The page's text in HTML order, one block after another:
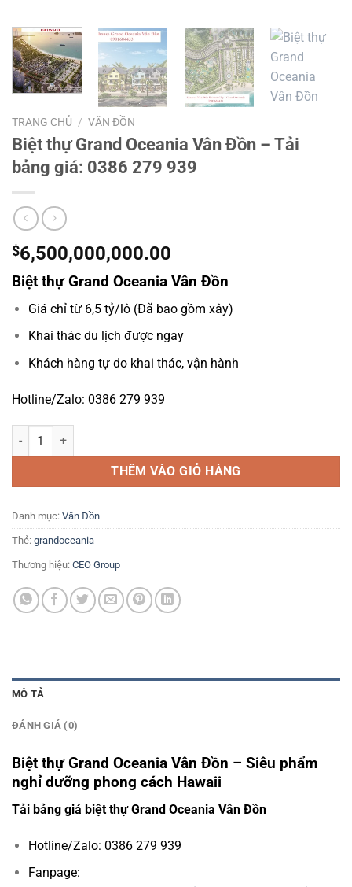
TRANG CHỦ / VÂN ĐỒN
Biệt thự Grand Oceania Vân Đồn – Tải
bảng giá: 0386 279 939
$6,500,000,000.00
Biệt thự Grand Oceania Vân Đồn
Giá chỉ từ 6,5 tỷ/lô (Đã bao gồm xây)
Khai thác du lịch được ngay
Khách hàng tự do khai thác, vận hành
Hotline/Zalo: 0386 279 939
Biệt thự Grand Oceania Vân Đồn - Tải bảng giá: 0386 279 939 số
THÊM VÀO GIỎ HÀNG
Danh mục: Vân Đồn
Thẻ: grandoceania
Thương hiệu: CEO Group
MÔ TẢ
ĐÁNH GIÁ (0)
Biệt thự Grand Oceania Vân Đồn – Siêu phẩm
nghỉ dưỡng phong cách Hawaii
Tải bảng giá biệt thự Grand Oceania Vân Đồn
Hotline/Zalo: 0386 279 939
Fanpage: